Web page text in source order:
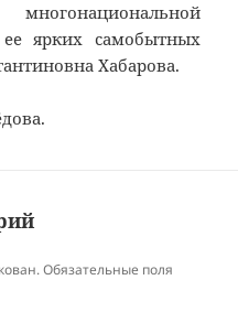
ярких самобытных
Хабарова.
Обязательные поля